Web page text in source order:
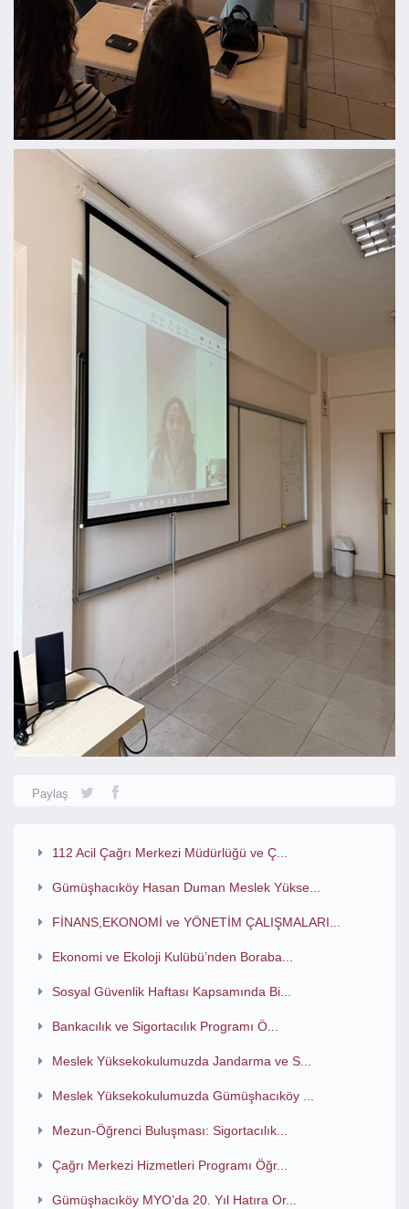
Paylaş
112 Acil Çağrı Merkezi Müdürlüğü ve Ç...
Gümüşhacıköy Hasan Duman Meslek Yükse...
FİNANS,EKONOMİ ve YÖNETİM ÇALIŞMALARI...
Ekonomi ve Ekoloji Kulübü’nden Boraba...
Sosyal Güvenlik Haftası Kapsamında Bi...
Bankacılık ve Sigortacılık Programı Ö...
Meslek Yüksekokulumuzda Jandarma ve S...
Meslek Yüksekokulumuzda Gümüşhacıköy ...
Mezun-Öğrenci Buluşması: Sigortacılık...
Çağrı Merkezi Hizmetleri Programı Öğr...
Gümüşhacıköy MYO’da 20. Yıl Hatıra Or...